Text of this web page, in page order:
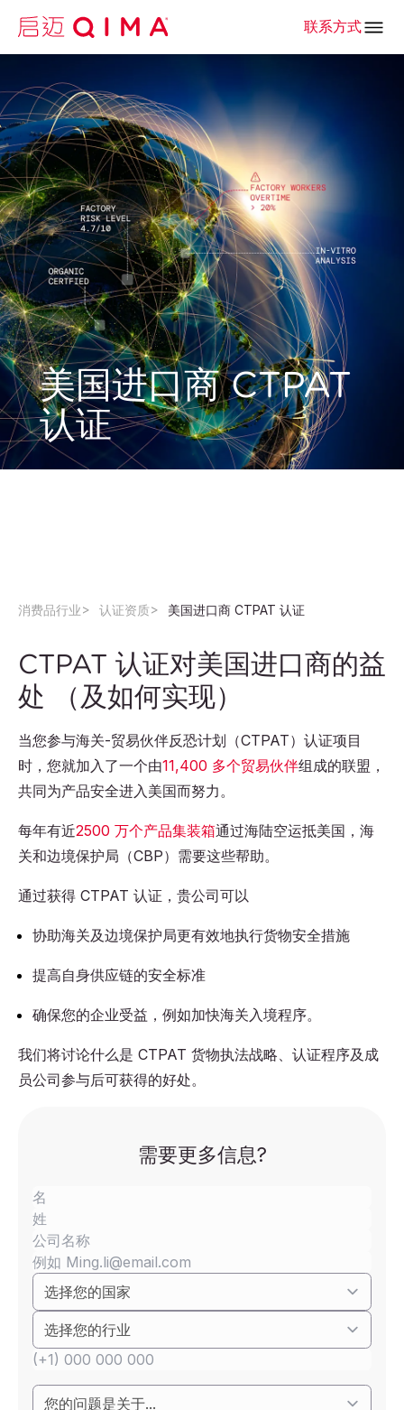
联系方式
美国进口商 CTPAT
认证
消费品行业 认证资质 美国进口商 CTPAT 认证
CTPAT 认证对美国进口商的益
处 （及如何实现）
当您参与海关-贸易伙伴反恐计划（CTPAT）认证项目
时，您就加入了一个由11,400 多个贸易伙伴组成的联盟，
共同为产品安全进入美国而努力。
每年有近2500 万个产品集装箱通过海陆空运抵美国，海
关和边境保护局（CBP）需要这些帮助。
通过获得 CTPAT 认证，贵公司可以
协助海关及边境保护局更有效地执行货物安全措施
提高自身供应链的安全标准
确保您的企业受益，例如加快海关入境程序。
我们将讨论什么是 CTPAT 货物执法战略、认证程序及成
员公司参与后可获得的好处。
需要更多信息?